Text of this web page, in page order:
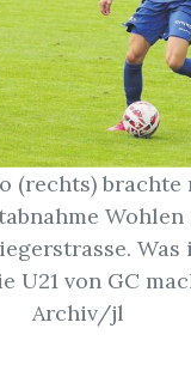
(rechts)
Wohlen
U21 von GC
Archiv/jl